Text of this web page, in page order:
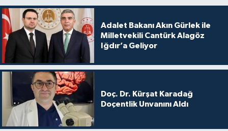
Adalet Bakanı Akın Gürlek ile
Milletvekili Cantürk Alagöz
Iğdır’a Geliyor
Doç. Dr. Kürşat Karadağ
Doçentlik Unvanını Aldı